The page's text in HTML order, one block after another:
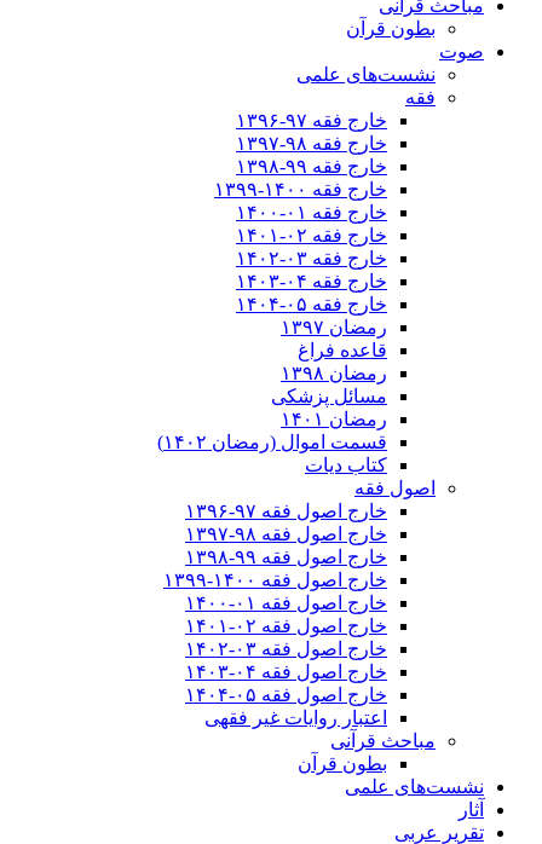
مباحث قرآنی
بطون قرآن
صوت
نشست‌های علمی
فقه
خارج فقه ۹۷-۱۳۹۶
خارج فقه ۹۸-۱۳۹۷
خارج فقه ۹۹-۱۳۹۸
خارج فقه ۱۴۰۰-۱۳۹۹
خارج فقه ۰۱-۱۴۰۰
خارج فقه ۰۲-۱۴۰۱
خارج فقه ۰۳-۱۴۰۲
خارج فقه ۰۴-۱۴۰۳
خارج فقه ۰۵-۱۴۰۴
رمضان ۱۳۹۷
قاعده فراغ
رمضان ۱۳۹۸
مسائل پزشکی
رمضان ۱۴۰۱
قسمت اموال (رمضان ۱۴۰۲)
کتاب دیات
اصول فقه
خارج اصول فقه ۹۷-۱۳۹۶
خارج اصول فقه ۹۸-۱۳۹۷
خارج اصول فقه ۹۹-۱۳۹۸
خارج اصول فقه ۱۴۰۰-۱۳۹۹
خارج اصول فقه ۰۱-۱۴۰۰
خارج اصول فقه ۰۲-۱۴۰۱
خارج اصول فقه ۰۳-۱۴۰۲
خارج اصول فقه ۰۴-۱۴۰۳
خارج اصول فقه ۰۵-۱۴۰۴
اعتبار روایات غیر فقهی
مباحث قرآنی
بطون قرآن
نشست‌های علمی
آثار
تقریر عربی